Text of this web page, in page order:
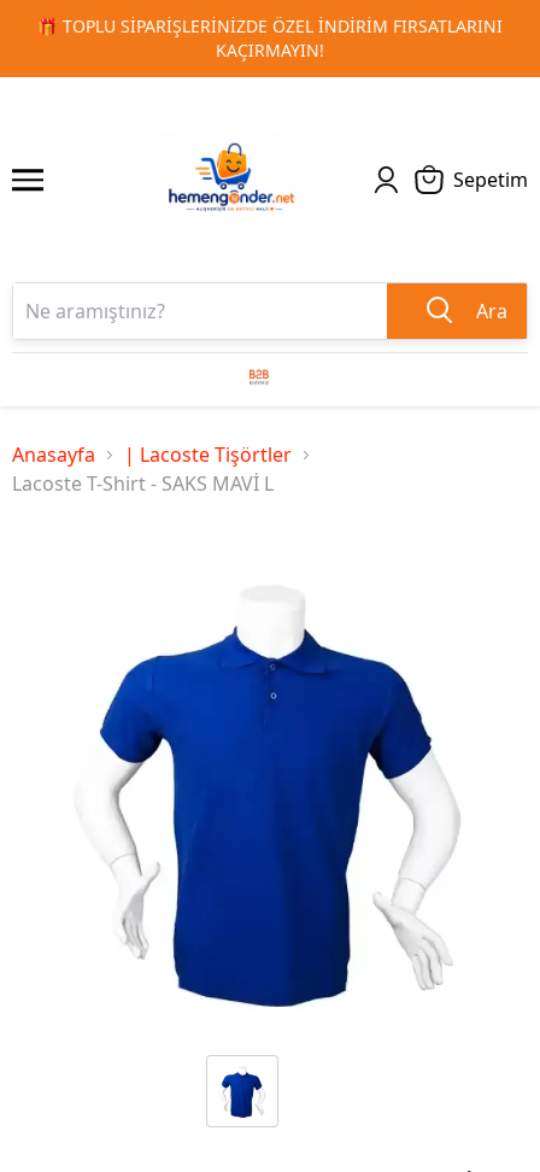
🚀 KURUMSAL PROMOSYON VE MATBAA
TESLIMAT!
1 2
Sepetim
Ara
Anasayfa
| Lacoste Tişörtler
Lacoste T-Shirt - SAKS MAVİ L